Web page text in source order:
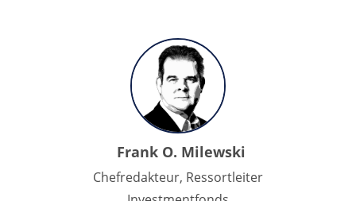
Frank O. Milewski
Chefredakteur, Ressortleiter